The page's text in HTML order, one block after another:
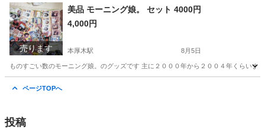
神奈川 厚木市 本厚木駅 テレビゲーム ファミコンソフト
売ります
美品 モーニング娘。 セット 4000円
4,000円
本厚木駅 8月5日
ものすごい数のモーニング娘。のグッズです 主に２０００年から２００４年くらい
ページTOPへ
投稿